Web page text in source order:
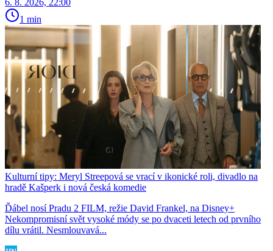
1 min
Kulturní tipy: Meryl Streepová se vrací v ikonické roli, divadlo na
hradě Kašperk i nová česká komedie
Ďábel nosí Pradu 2 FILM, režie David Frankel, na Disney+
Nekompromisní svět vysoké módy se po dvaceti letech od prvního
dílu vrátil. Nesmlouvavá...